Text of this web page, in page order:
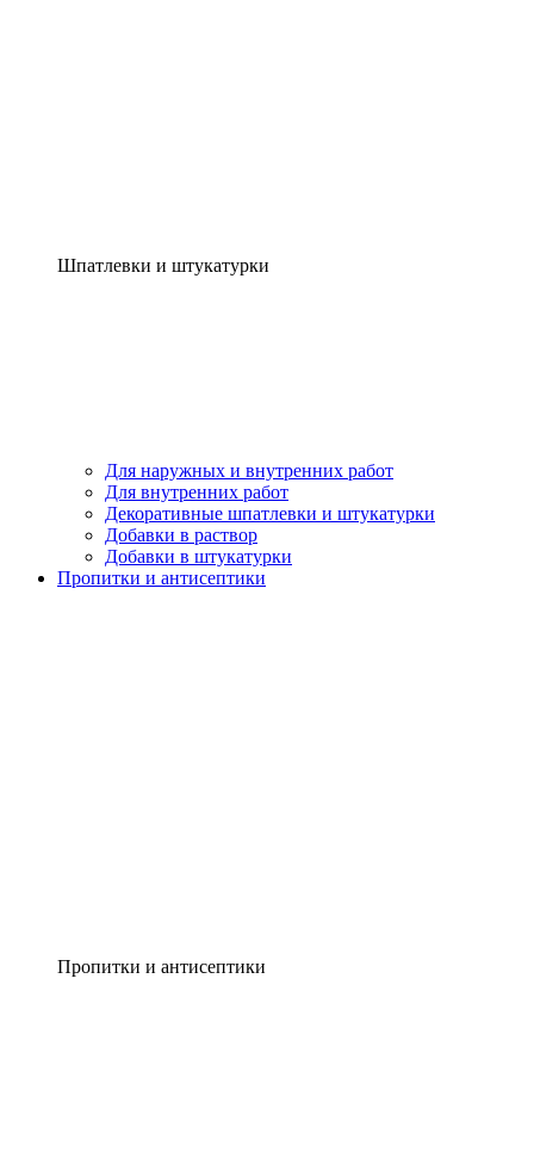
Шпатлевки и штукатурки
Для наружных и внутренних работ
Для внутренних работ
Декоративные шпатлевки и штукатурки
Добавки в раствор
Добавки в штукатурки
Пропитки и антисептики
Пропитки и антисептики